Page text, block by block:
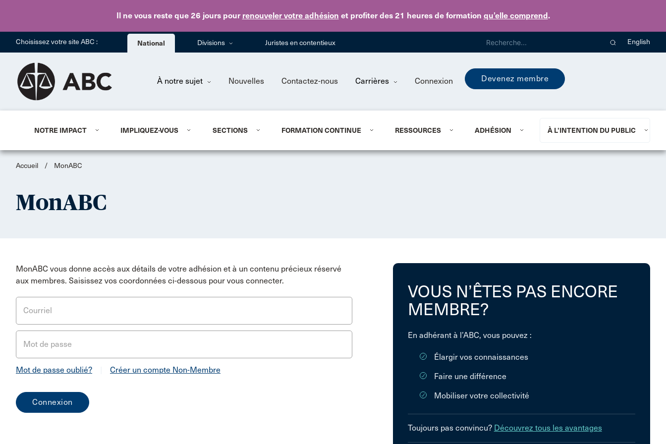
Il ne vous reste que 26 jourspour renouveler votre adhésion et profiter des 21 heures de formation qu’elle comprend.
Skip to main content
Choisissez votre site ABC : National Divisions Juristes en contentieux English
À notre sujet Nouvelles Contactez-nous Carrières Connexion Devenez membre
NOTRE IMPACT IMPLIQUEZ-VOUS SECTIONS FORMATION CONTINUE RESSOURCES ADHÉSION À L’INTENTION DU PUBLIC
Accueil / MonABC
MonABC
MonABC vous donne accès aux détails de votre adhésion et à un contenu précieux réservé
aux membres. Saisissez vos coordonnées ci-dessous pour vous connecter.
Courriel
Mot de passe
Mot de passe oublié? Créer un compte Non-Membre
VOUS N’ÊTES PAS ENCORE
MEMBRE?
En adhérant à l’ABC, vous pouvez :
Élargir vos connaissances
Faire une différence
Mobiliser votre collectivité
Toujours pas convincu? Découvrez tous les avantages